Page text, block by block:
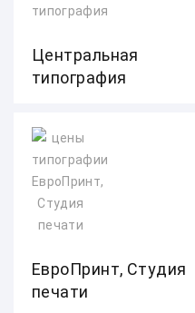
Центральная
типография
ЕвроПринт, Студия
печати